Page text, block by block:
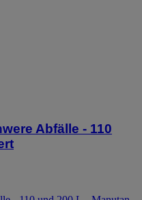
Abfälle - 110